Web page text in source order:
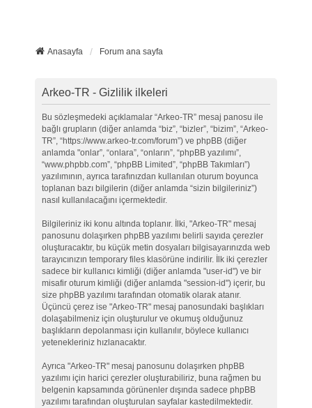
Anasayfa Forum ana sayfa
Arkeo-TR - Gizlilik ilkeleri
Bu sözleşmedeki açıklamalar “Arkeo-TR” mesaj panosu ile
bağlı grupların (diğer anlamda “biz”, “bizler”, “bizim”, “Arkeo-
TR”, “https://www.arkeo-tr.com/forum”) ve phpBB (diğer
anlamda "onlar”, “onlara”, “onların”, “phpBB yazılımı”,
“www.phpbb.com”, “phpBB Limited”, “phpBB Takımları”)
yazılımının, ayrıca tarafınızdan kullanılan oturum boyunca
toplanan bazı bilgilerin (diğer anlamda “sizin bilgileriniz”)
nasıl kullanılacağını içermektedir.
Bilgileriniz iki konu altında toplanır. İlki, "Arkeo-TR" mesaj
panosunu dolaşırken phpBB yazılımı belirli sayıda çerezler
oluşturacaktır, bu küçük metin dosyaları bilgisayarınızda web
tarayıcınızın temporary files klasörüne indirilir. İlk iki çerezler
sadece bir kullanıcı kimliği (diğer anlamda "user-id") ve bir
misafir oturum kimliği (diğer anlamda "session-id") içerir, bu
size phpBB yazılımı tarafından otomatik olarak atanır.
Üçüncü çerez ise "Arkeo-TR" mesaj panosundaki başlıkları
dolaşabilmeniz için oluşturulur ve okumuş olduğunuz
başlıkların depolanması için kullanılır, böylece kullanıcı
yetenekleriniz hızlanacaktır.
Ayrıca "Arkeo-TR" mesaj panosunu dolaşırken phpBB
yazılımı için harici çerezler oluşturabiliriz, buna rağmen bu
belgenin kapsamında görünenler dışında sadece phpBB
yazılımı tarafından oluşturulan sayfalar kastedilmektedir.